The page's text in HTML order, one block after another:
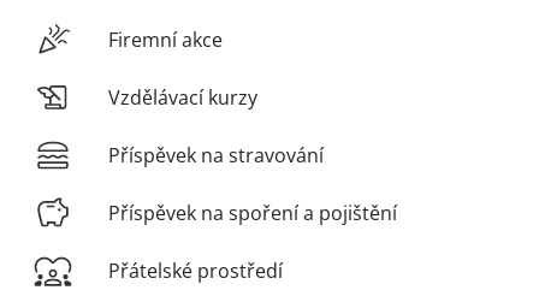
Firemní akce
Vzdělávací kurzy
Příspěvek na stravování
Příspěvek na spoření a pojištění
Přátelské prostředí